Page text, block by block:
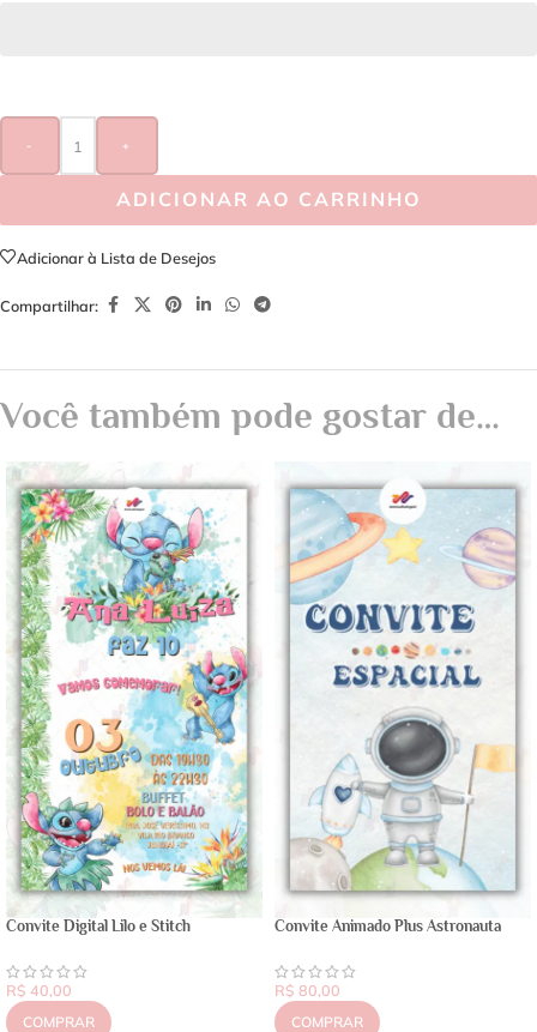
- +
ADICIONAR AO CARRINHO
Adicionar à Lista de Desejos
Compartilhar:
Você também pode gostar de…
Convite Digital Lilo e Stitch
R$ 40,00
COMPRAR
Convite Animado Plus Astronauta
R$ 80,00
COMPRAR